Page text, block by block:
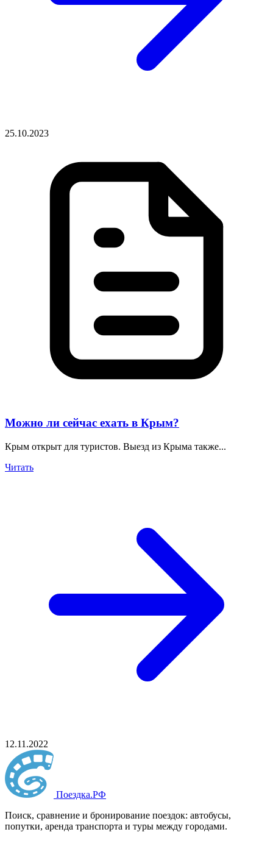
25.10.2023
Можно ли сейчас ехать в Крым?
Крым открыт для туристов. Выезд из Крыма также...
Читать
12.11.2022
Поездка.РФ
Поиск, сравнение и бронирование поездок: автобусы,
попутки, аренда транспорта и туры между городами.